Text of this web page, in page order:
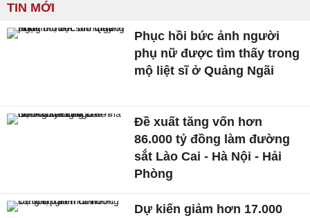
TIN MỚI
Phục hồi bức ảnh người
phụ nữ được tìm thấy trong
mộ liệt sĩ ở Quảng Ngãi
Đề xuất tăng vốn hơn
86.000 tỷ đồng làm đường
sắt Lào Cai - Hà Nội - Hải
Phòng
Dự kiến giảm hơn 17.000